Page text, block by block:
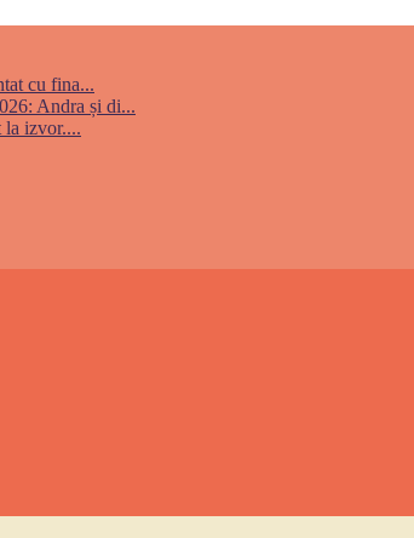
cu fina...
Andra și di...
izvor....